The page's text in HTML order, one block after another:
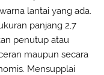
lantai yang ada.
panjang 2,7
penutup atau
maupun secara
Mensupplai